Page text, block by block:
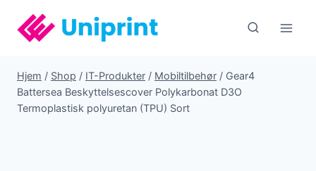
indhold
Hjem / Shop / IT-Produkter / Mobiltilbehør / Gear4
Battersea Beskyttelsescover Polykarbonat D3O
Termoplastisk polyuretan (TPU) Sort